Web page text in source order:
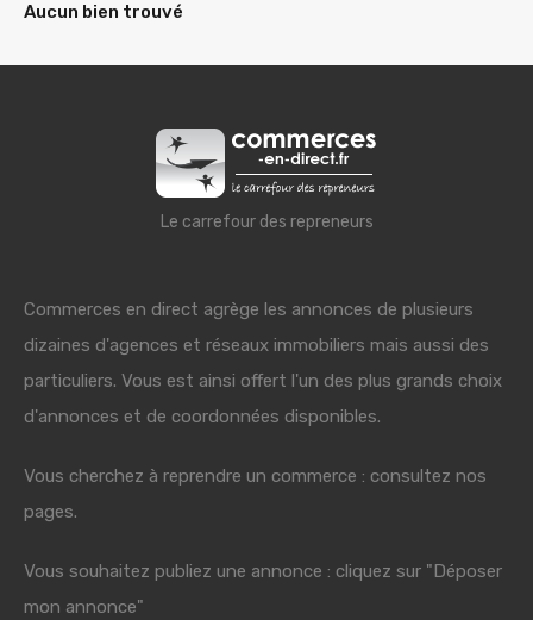
Aucun bien trouvé
Le carrefour des repreneurs
Commerces en direct agrège les annonces de plusieurs
dizaines d'agences et réseaux immobiliers mais aussi des
particuliers. Vous est ainsi offert l'un des plus grands choix
d'annonces et de coordonnées disponibles.
Vous cherchez à reprendre un commerce : consultez nos
pages.
Vous souhaitez publiez une annonce : cliquez sur "Déposer
mon annonce"